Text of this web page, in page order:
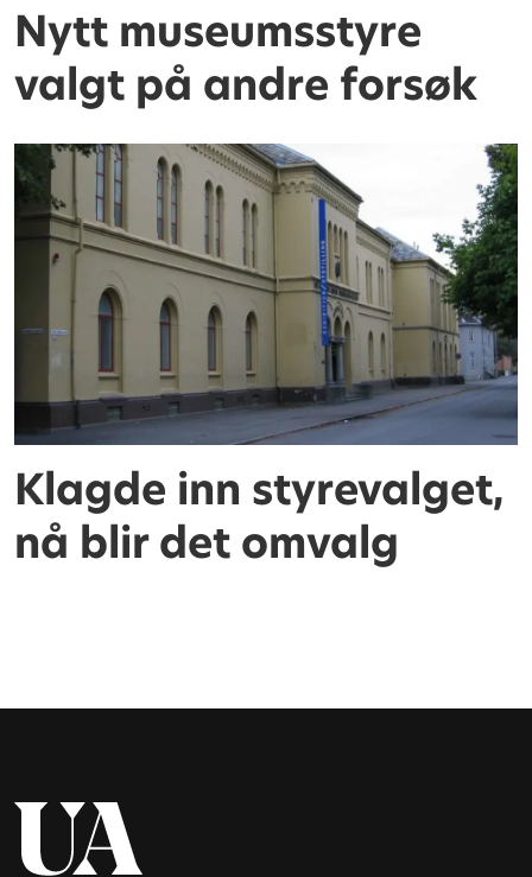
Nytt museumsstyre
valgt på andre forsøk
Klagde inn styrevalget,
nå blir det omvalg